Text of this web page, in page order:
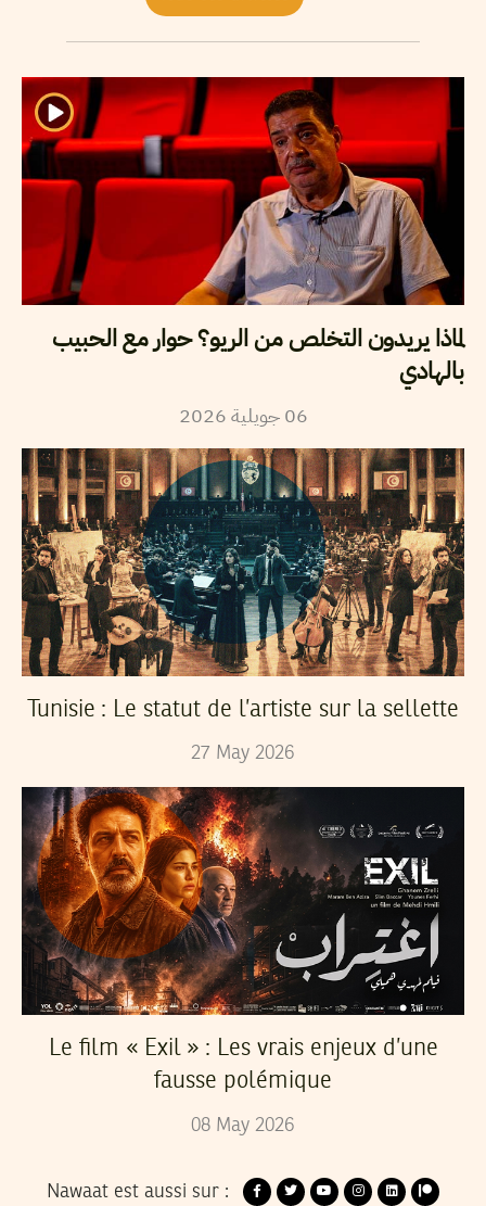
لماذا يريدون التخلص من الريو؟ حوار مع الحبيب
بالهادي
06 جويلية2026
Tunisie : Le statut de l’artiste sur la sellette
27 May 2026
Le film « Exil » : Les vrais enjeux d’une
fausse polémique
08 May 2026
Nawaat est aussi sur :